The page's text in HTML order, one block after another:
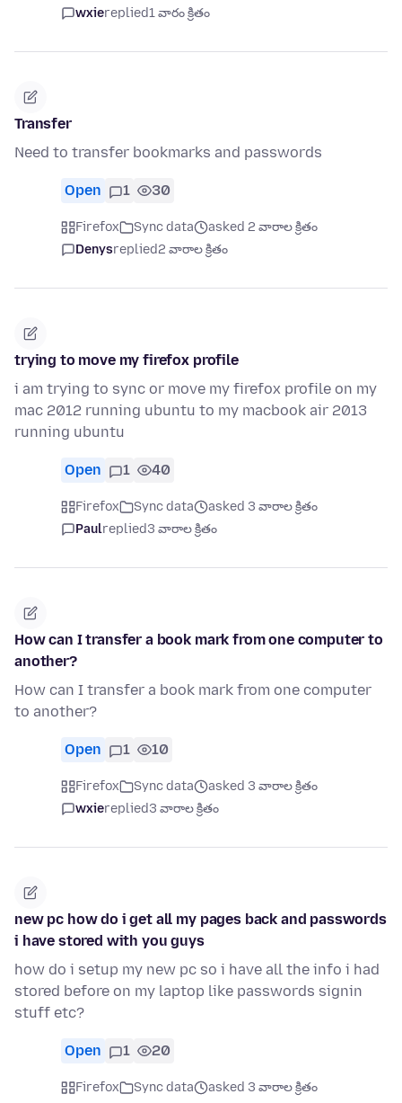
wxiereplied1 వారం క్రితం
Transfer
Need to transfer bookmarks and passwords
Open 1 30
Firefox Sync data
asked 2 వారాల క్రితం
Denysreplied2 వారాల క్రితం
trying to move my firefox profile
i am trying to sync or move my firefox profile on my
mac 2012 running ubuntu to my macbook air 2013
running ubuntu
Open 1 40
Firefox Sync data
asked 3 వారాల క్రితం
Paulreplied3 వారాల క్రితం
How can I transfer a book mark from one computer to
another?
How can I transfer a book mark from one computer
to another?
Open 1 10
Firefox Sync data
asked 3 వారాల క్రితం
wxiereplied3 వారాల క్రితం
new pc how do i get all my pages back and passwords
i have stored with you guys
how do i setup my new pc so i have all the info i had
stored before on my laptop like passwords signin
stuff etc?
Open 1 20
Firefox Sync data
asked 3 వారాల క్రితం